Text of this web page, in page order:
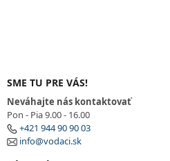
SME TU PRE VÁS!
Neváhajte nás kontaktovať
Pon - Pia 9.00 - 16.00
+421 944 90 90 03
info@vodaci.sk